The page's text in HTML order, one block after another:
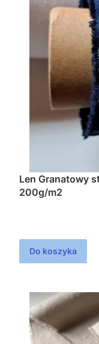
Len Granatowy
200g/m2
Do koszyka